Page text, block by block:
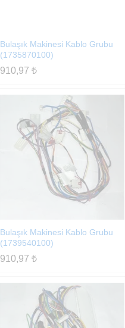
Bulaşık Makinesi Kablo Grubu
(1735870100)
910,97 ₺
Bulaşık Makinesi Kablo Grubu
(1739540100)
910,97 ₺